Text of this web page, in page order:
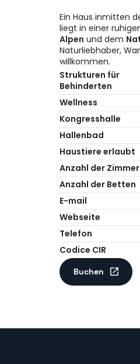
Ein Haus inmitten
liegt in einer
Alpen und dem
Naturliebhaber,
willkommen.
Strukturen für
Behinderten
Wellness
Kongresshalle
Hallenbad
Haustiere erlaubt
Anzahl der Zimmer
Anzahl der Betten
E-mail
Webseite
Telefon
Codice CIR
Buchen